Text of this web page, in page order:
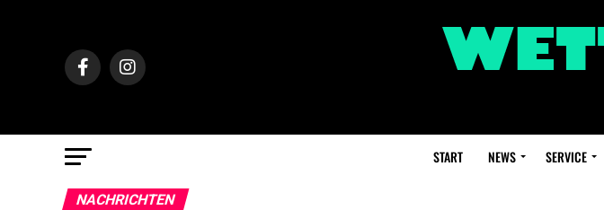
START NEWS SERVICE
NACHRICHTEN